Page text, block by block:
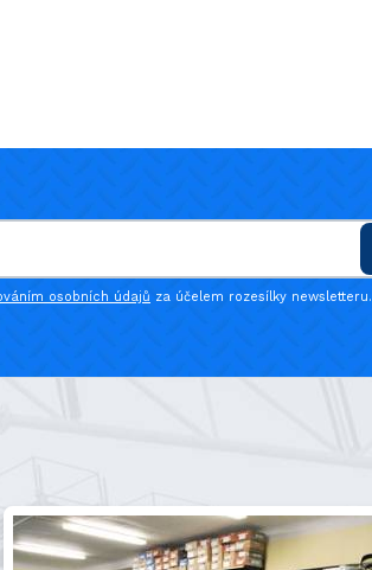
osobních údajů za účelem rozesílky newsletteru.